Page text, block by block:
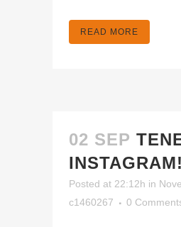
READ MORE
02 SEP
INSTAGRAM!
Posted at 22:12h in
c1460267
0